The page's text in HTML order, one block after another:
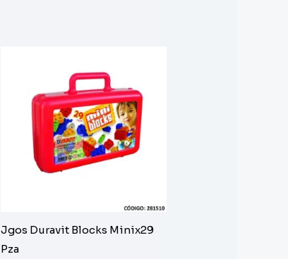
Jgos Duravit Blocks Minix29
Pza